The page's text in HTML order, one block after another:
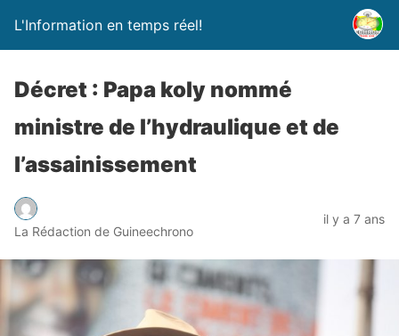
L'Information en temps réel!
Décret : Papa koly nommé
ministre de l’hydraulique et de
l’assainissement
La Rédaction de Guineechrono
il y a 7 ans